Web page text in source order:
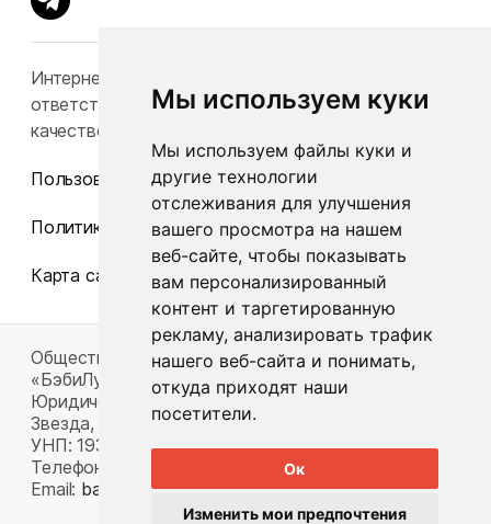
Мы используем куки
Мы используем файлы куки и
другие технологии
отслеживания для улучшения
вашего просмотра на нашем
веб-сайте, чтобы показывать
вам персонализированный
контент и таргетированную
рекламу, анализировать трафик
нашего веб-сайта и понимать,
откуда приходят наши
посетители.
Ок
Изменить мои предпочтения
Интернет-каталог Babylook.by не несет
ответственность за конечную стоимость и
качество товаров.
Пользовательское соглашение
Политика конфиденциальности
Карта сайта
Общество с ограниченной ответственностью
«БэбиЛук»
Юридический адрес: 220117, г. Минск, пр-т Газеты
Звезда, д. 16, пом. 52
УНП: 193815124
Телефон:
Email: babylook.gm@gmail.com.